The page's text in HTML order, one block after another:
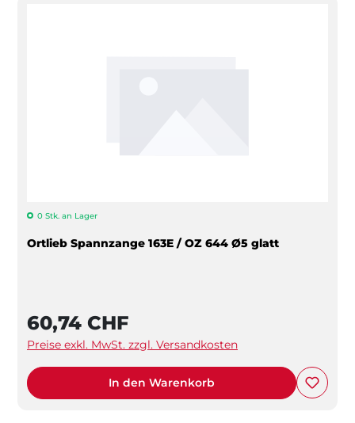
0 Stk. an Lager
Ortlieb Spannzange 163E / OZ 644 Ø5 glatt
60,74 CHF
Preise exkl. MwSt. zzgl. Versandkosten
In den Warenkorb